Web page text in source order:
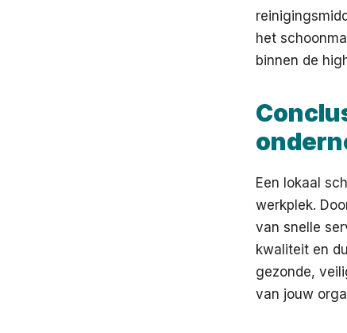
het
binnen de
Een lokaal
werkplek.
van snelle
kwaliteit en
gezonde,
van jouw